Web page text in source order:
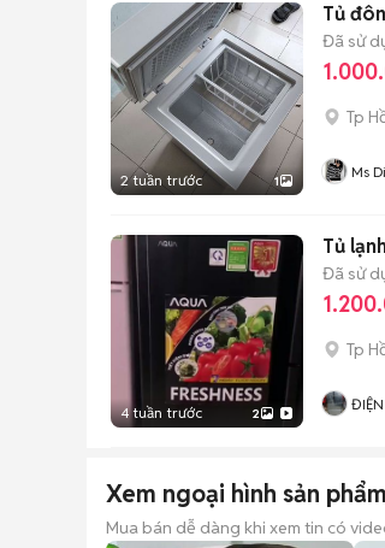
2 tuần trước 1
Tủ
Đã sử
Tp
Ms
4 tuần trước 2
Tủ
Đã sử
Tp
Xem ngoại hình sản
Mua bán dễ dàng khi xem tin có